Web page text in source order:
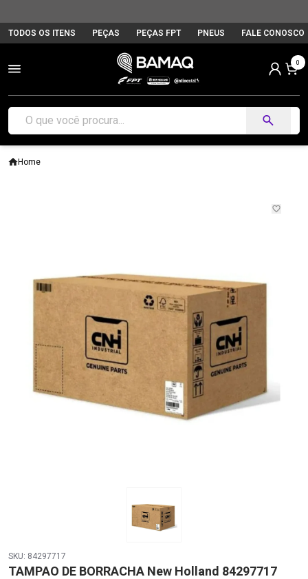
TODOS OS ITENS PEÇAS PEÇAS FPT PNEUS FALE CONOSCO
0
Home
SKU: 84297717
TAMPAO DE BORRACHA New Holland 84297717